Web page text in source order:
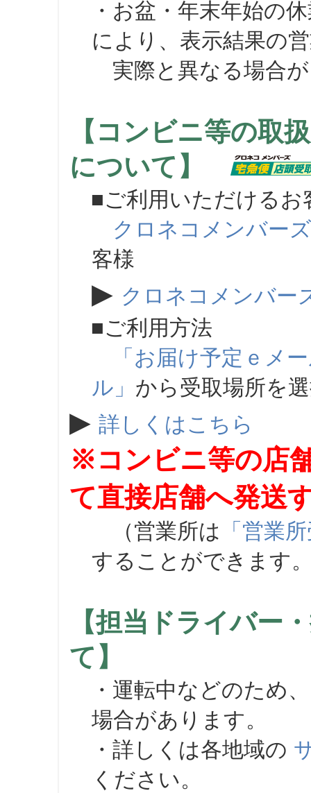
・お盆・年末年始の
により、表示結果の
実際と異なる場合が
【コンビニ等の取
について】
■ご利用いただけるお
クロネコメンバーズ
客様
▶ クロネコメンバー
■ご利用方法
「お届け予定ｅメ
ル」 から受取場所を
▶ 詳しくはこちら
※コンビニ等の店
て直接店舗へ発送
（営業所は 「営業
することができます
【担当ドライバー
て】
・運転中などのため
場合があります。
・詳しくは各地域の
ください。